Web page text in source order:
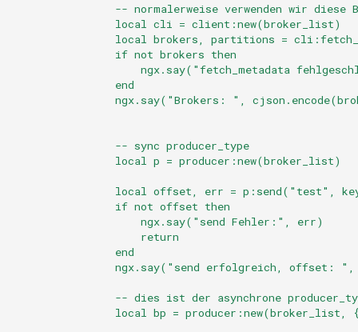
-- normalerweise verwenden wir diese
                local cli = client:new(broker_list)
local brokers, partitions =
                if not brokers then
ngx.say("fetch_metadata
                end
ngx.say("Brokers: ",
                -- sync producer_type
                local p = producer:new(broker_list)
local offset, err = p:send("test",
                if not offset then
                    ngx.say("send Fehler:", err)
                    return
                end
ngx.say("send erfolgreich, offset:
-- dies ist der asynchrone
local bp = producer:new(broker_list,